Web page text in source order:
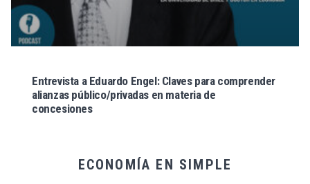
Entrevista a Eduardo Engel: Claves para comprender
alianzas público/privadas en materia de
concesiones
ECONOMÍA EN SIMPLE